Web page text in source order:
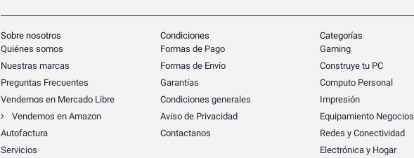
Sobre nosotros
Quiénes somos
Nuestras marcas
Preguntas Frecuentes
Vendemos en Mercado Libre
Vendemos en Amazon
Autofactura
Servicios
Condiciones
Formas de Pago
Formas de Envío
Garantías
Condiciones generales
Aviso de Privacidad
Contactanos
Categorías
Gaming
Construye tu PC
Computo Personal
Impresión
Equipamiento Negocios
Redes y Conectividad
Electrónica y Hogar